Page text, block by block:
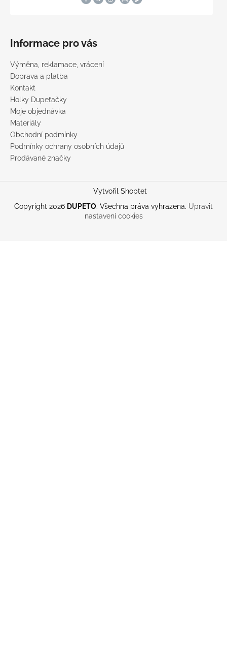
Informace pro vás
Výměna, reklamace, vrácení
Doprava a platba
Kontakt
Holky Dupeťačky
Moje objednávka
Materiály
Obchodní podmínky
Podmínky ochrany osobních údajů
Prodávané značky
Vytvořil Shoptet
Copyright 2026 DUPETO. Všechna práva vyhrazena. Upravit
nastavení cookies